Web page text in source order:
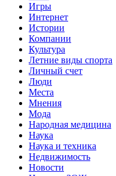
Игры
Интернет
Истории
Компании
Культура
Летние виды спорта
Личный счет
Люди
Места
Мнения
Мода
Народная медицина
Наука
Наука и техника
Недвижимость
Новости